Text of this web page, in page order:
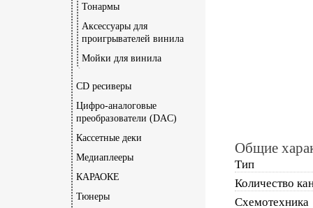
Тонармы
Аксессуары для
проигрывателей винила
Мойки для винила
CD ресиверы
Цифро-аналоговые
преобразователи (DAC)
Кассетные деки
Медиаплееры
КАРАОКЕ
Тюнеры
Общие
Тип
Количество
Схемотехника